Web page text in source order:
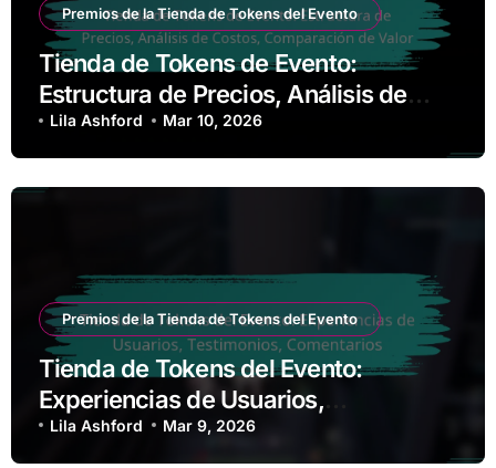
Premios de la Tienda de Tokens del Evento
Tienda de Tokens de Evento:
Estructura de Precios, Análisis de
Costos, Comparación de Valor
Lila Ashford Mar 10, 2026
Premios de la Tienda de Tokens del Evento
Tienda de Tokens del Evento:
Experiencias de Usuarios,
Testimonios, Comentarios
Lila Ashford Mar 9, 2026